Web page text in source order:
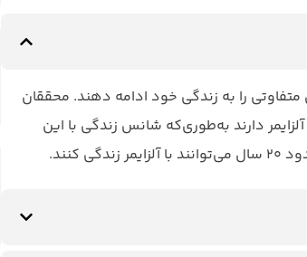
متفاوتی را به زندگی خود ادامه دهند. محققان
برابر بیماری آلزایمر دارند به‌طوری‌که شانس زندگی با این